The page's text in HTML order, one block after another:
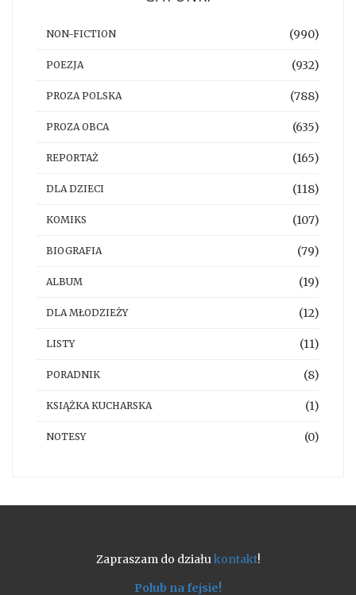
NON-FICTION (990)
POEZJA (932)
PROZA POLSKA (788)
PROZA OBCA (635)
REPORTAŻ (165)
DLA DZIECI (118)
KOMIKS (107)
BIOGRAFIA (79)
ALBUM (19)
DLA MŁODZIEŻY (12)
LISTY (11)
PORADNIK (8)
KSIĄŻKA KUCHARSKA (1)
NOTESY (0)
Zapraszam do działukontakt!
Polub na fejsie!